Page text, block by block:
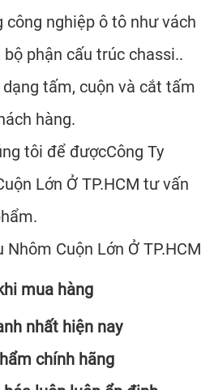
công nghiệp ô tô như vách
phận cấu trúc chassi..
tấm, cuộn và cắt tấm
hàng.
tôi để đượcCông Ty
Lớn Ở TP.HCM tư vấn
Nhôm Cuộn Lớn Ở TP.HCM
mua hàng
nhất hiện nay
chính hãng